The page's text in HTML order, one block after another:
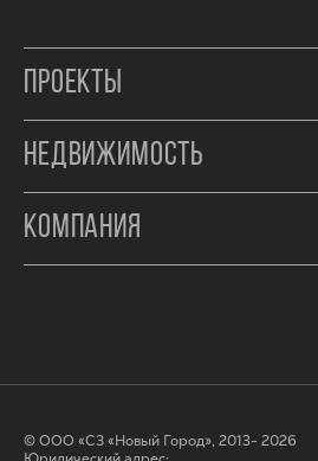
ПРОЕКТЫ
НЕДВИЖИМОСТЬ
КОМПАНИЯ
© ООО «СЗ «Новый Город», 2013- 2026